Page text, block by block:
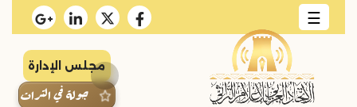
☰
مجلس الإدارة
جولة في التراث